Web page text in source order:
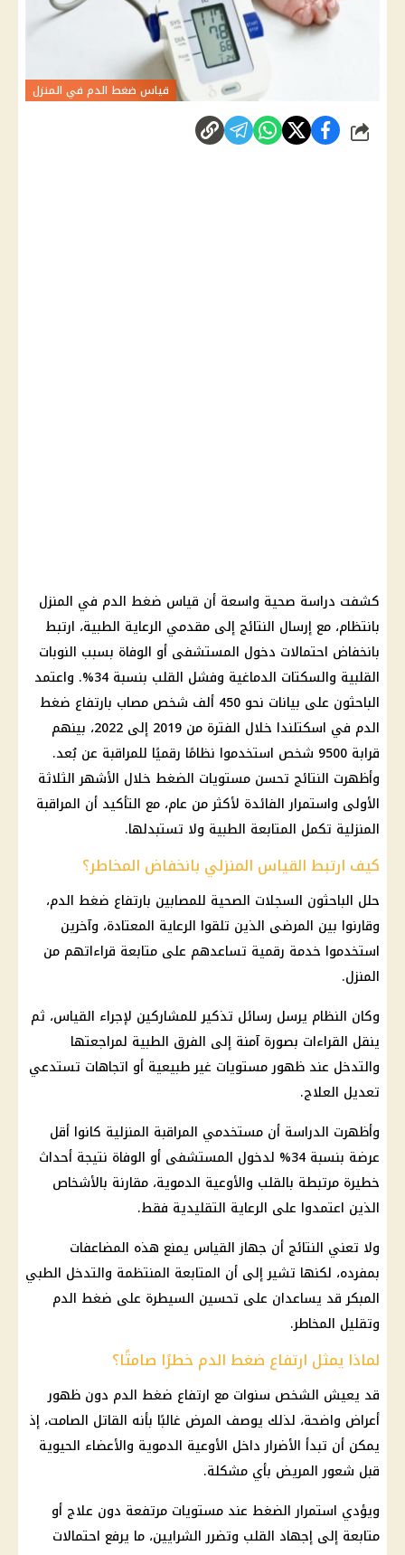
قياس ضغط الدم في المنزل
شارك
كشفت دراسة صحية واسعة أن قياس ضغط الدم في المنزل
بانتظام، مع إرسال النتائج إلى مقدمي الرعاية الطبية، ارتبط
بانخفاض احتمالات دخول المستشفى أو الوفاة بسبب النوبات
القلبية والسكتات الدماغية وفشل القلب بنسبة 34%. واعتمد
الباحثون على بيانات نحو 450 ألف شخص مصاب بارتفاع ضغط
الدم في اسكتلندا خلال الفترة من 2019 إلى 2022، بينهم
قرابة 9500 شخص استخدموا نظامًا رقميًا للمراقبة عن بُعد.
وأظهرت النتائج تحسن مستويات الضغط خلال الأشهر الثلاثة
الأولى واستمرار الفائدة لأكثر من عام، مع التأكيد أن المراقبة
المنزلية تكمل المتابعة الطبية ولا تستبدلها.
كيف ارتبط القياس المنزلي بانخفاض المخاطر؟
حلل الباحثون السجلات الصحية للمصابين بارتفاع ضغط الدم،
وقارنوا بين المرضى الذين تلقوا الرعاية المعتادة، وآخرين
استخدموا خدمة رقمية تساعدهم على متابعة قراءاتهم من
المنزل.
وكان النظام يرسل رسائل تذكير للمشاركين لإجراء القياس، ثم
ينقل القراءات بصورة آمنة إلى الفرق الطبية لمراجعتها
والتدخل عند ظهور مستويات غير طبيعية أو اتجاهات تستدعي
تعديل العلاج.
وأظهرت الدراسة أن مستخدمي المراقبة المنزلية كانوا أقل
عرضة بنسبة 34% لدخول المستشفى أو الوفاة نتيجة أحداث
خطيرة مرتبطة بالقلب والأوعية الدموية، مقارنة بالأشخاص
الذين اعتمدوا على الرعاية التقليدية فقط.
ولا تعني النتائج أن جهاز القياس يمنع هذه المضاعفات
بمفرده، لكنها تشير إلى أن المتابعة المنتظمة والتدخل الطبي
المبكر قد يساعدان على تحسين السيطرة على ضغط الدم
وتقليل المخاطر.
لماذا يمثل ارتفاع ضغط الدم خطرًا صامتًا؟
قد يعيش الشخص سنوات مع ارتفاع ضغط الدم دون ظهور
أعراض واضحة، لذلك يوصف المرض غالبًا بأنه القاتل الصامت، إذ
يمكن أن تبدأ الأضرار داخل الأوعية الدموية والأعضاء الحيوية
قبل شعور المريض بأي مشكلة.
ويؤدي استمرار الضغط عند مستويات مرتفعة دون علاج أو
متابعة إلى إجهاد القلب وتضرر الشرايين، ما يرفع احتمالات